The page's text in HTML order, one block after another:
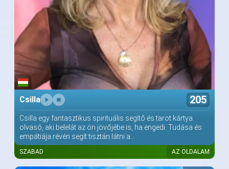
Csilla 205
Csilla egy fantasztikus spirituális segítő és tarot kártya
olvasó, aki belelát az ön jövőjébe is, ha engedi. Tudása és
empátiája révén segít tisztán látni a...
SZABAD AZ OLDALAM